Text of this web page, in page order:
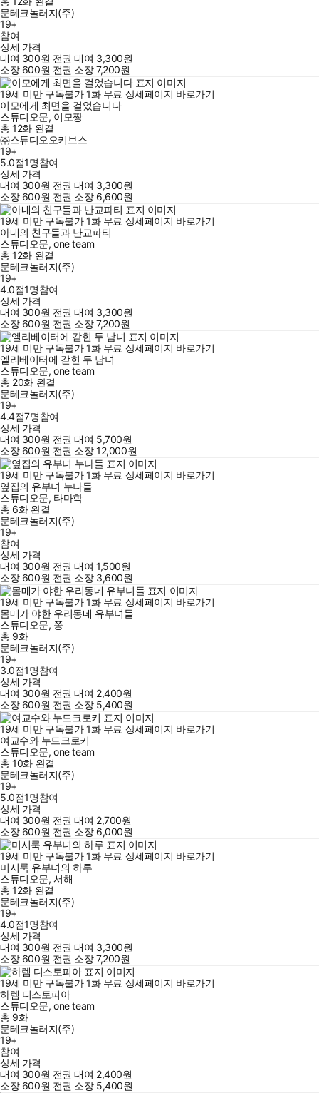
문테크놀러지(주)
19+
참여
상세 가격
대여 300원 전권 대여 3,300원
소장 600원 전권 소장7,200원
19세 미만 구독불가 1화 무료 상세페이지 바로가기
이모에게 최면을 걸었습니다
스튜디오문, 이모짱
총 12화 완결
㈜스튜디오오키브스
19+
5.0점1명참여
상세 가격
대여 300원 전권 대여 3,300원
소장 600원 전권 소장 6,600원
19세 미만 구독불가 1화 무료 상세페이지 바로가기
아내의 친구들과 난교파티
스튜디오문,one team
총 12화 완결
문테크놀러지(주)
19+
4.0점1명참여
상세 가격
대여 300원 전권 대여 3,300원
소장 600원 전권 소장7,200원
19세 미만 구독불가 1화 무료 상세페이지 바로가기
엘리베이터에 갇힌 두 남녀
스튜디오문,one team
총 20화 완결
문테크놀러지(주)
19+
4.4점7명참여
상세 가격
대여 300원 전권 대여 5,700원
소장 600원 전권 소장12,000원
19세 미만 구독불가 1화 무료 상세페이지 바로가기
옆집의 유부녀 누나들
스튜디오문, 타마학
총 6화 완결
문테크놀러지(주)
19+
참여
상세 가격
대여 300원 전권 대여1,500원
소장 600원 전권 소장 3,600원
19세 미만 구독불가 1화 무료 상세페이지 바로가기
몸매가 야한 우리동네 유부녀들
스튜디오문, 쫑
총 9화
문테크놀러지(주)
19+
3.0점1명참여
상세 가격
대여 300원 전권 대여 2,400원
소장 600원 전권 소장 5,400원
19세 미만 구독불가 1화 무료 상세페이지 바로가기
여교수와 누드크로키
스튜디오문,one team
총 10화 완결
문테크놀러지(주)
19+
5.0점1명참여
상세 가격
대여 300원 전권 대여 2,700원
소장 600원 전권 소장 6,000원
19세 미만 구독불가 1화 무료 상세페이지 바로가기
미시룩 유부녀의 하루
스튜디오문,서해
총 12화 완결
문테크놀러지(주)
19+
4.0점1명참여
상세 가격
대여 300원 전권 대여 3,300원
소장 600원 전권 소장7,200원
19세 미만 구독불가 1화 무료 상세페이지 바로가기
하렘 디스토피아
스튜디오문,one team
총 9화
문테크놀러지(주)
19+
참여
상세 가격
대여 300원 전권 대여 2,400원
소장 600원 전권 소장 5,400원